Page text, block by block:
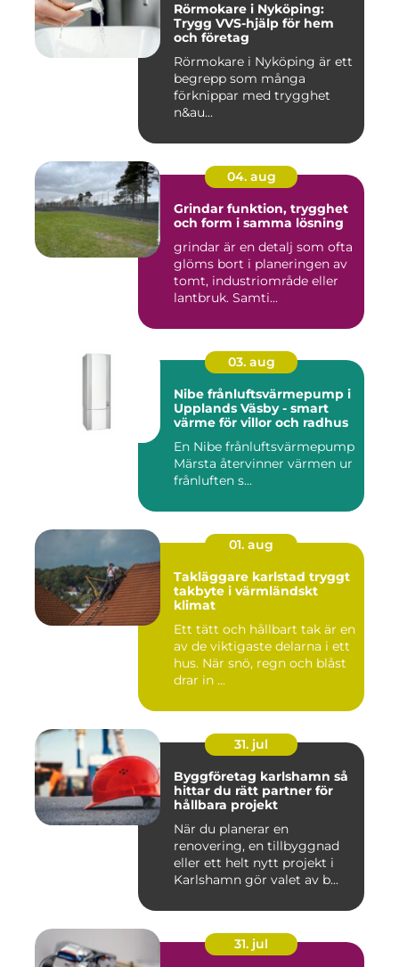
Rörmokare i Nyköping:
Trygg VVS-hjälp för hem
och företag
Rörmokare i Nyköping är ett
begrepp som många
förknippar med trygghet
n&au...
04. aug
Grindar funktion, trygghet
och form i samma lösning
grindar är en detalj som ofta
glöms bort i planeringen av
tomt, industriområde eller
lantbruk. Samti...
03. aug
Nibe frånluftsvärmepump i
Upplands Väsby - smart
värme för villor och radhus
En Nibe frånluftsvärmepump
Märsta återvinner värmen ur
frånluften s...
01. aug
Takläggare karlstad tryggt
takbyte i värmländskt
klimat
Ett tätt och hållbart tak är en
av de viktigaste delarna i ett
hus. När snö, regn och blåst
drar in ...
31. jul
Byggföretag karlshamn så
hittar du rätt partner för
hållbara projekt
När du planerar en
renovering, en tillbyggnad
eller ett helt nytt projekt i
Karlshamn gör valet av b...
31. jul